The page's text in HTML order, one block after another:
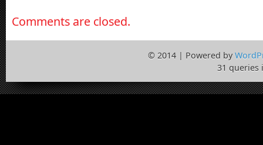
Comments are closed.
© 2014 | Powered by
31 queries